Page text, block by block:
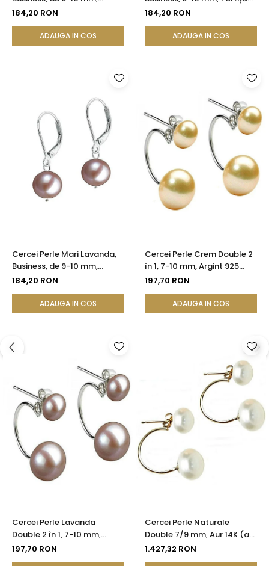
Tortiță Închisă, Argint 925 |
184,20 RON
ADAUGA IN COS
Închisă, Argint 925 -
184,20 RON
ADAUGA IN COS
Cercei Perle Mari Lavanda,
Business, de 9-10 mm,
Tortiță Închisă, Argint 925 -
184,20 RON
ADAUGA IN COS
Cercei Perle Crem Double 2
în 1, 7-10 mm, Argint 925
Placat cu Platină |
197,70 RON
ADAUGA IN COS
Cercei Perle Lavanda
Double 2 în 1, 7-10 mm,
Argint 925 Placat cu Platină
197,70 RON
Cercei Perle Naturale
Double 7/9 mm, Aur 14K (aur
585), Versatili 2 în 1 |
1.427,32 RON